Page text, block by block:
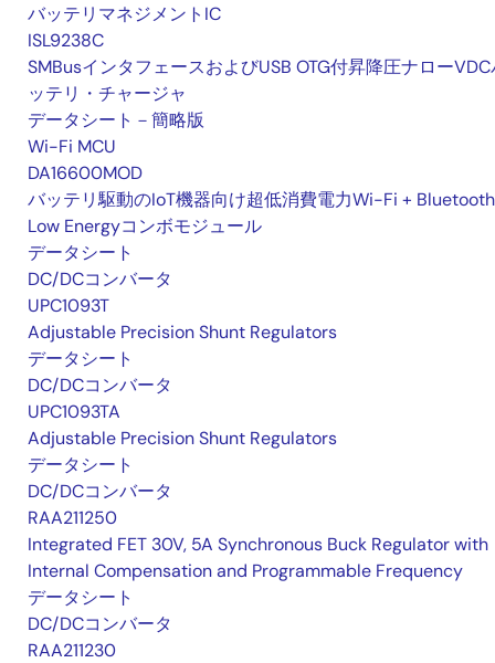
バッテリマネジメントIC
ISL9238C
SMBusインタフェースおよびUSB OTG付昇降圧ナローVDC
ッテリ・チャージャ
データシート－簡略版
Wi-Fi MCU
DA16600MOD
バッテリ駆動のIoT機器向け超低消費電力Wi-Fi + Bluetooth
Low Energyコンボモジュール
データシート
DC/DCコンバータ
UPC1093T
Adjustable Precision Shunt Regulators
データシート
DC/DCコンバータ
UPC1093TA
Adjustable Precision Shunt Regulators
データシート
DC/DCコンバータ
RAA211250
Integrated FET 30V, 5A Synchronous Buck Regulator with
Internal Compensation and Programmable Frequency
データシート
DC/DCコンバータ
RAA211230